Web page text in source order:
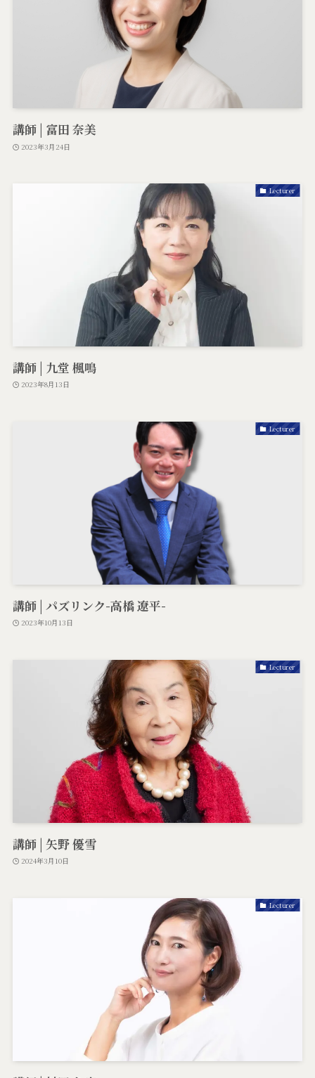
講師 | 富田 奈美
2023年3月24日
Lecturer
講師 | 九堂 楓鳴
2023年8月13日
Lecturer
講師 | パズリンク-高橋 遼平-
2023年10月13日
Lecturer
講師 | 矢野 優雪
2024年3月10日
Lecturer